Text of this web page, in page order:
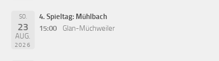
SO.
23
AUG.
2026
4. Spieltag: Mühlbach
15:00
Glan-Müchweiler